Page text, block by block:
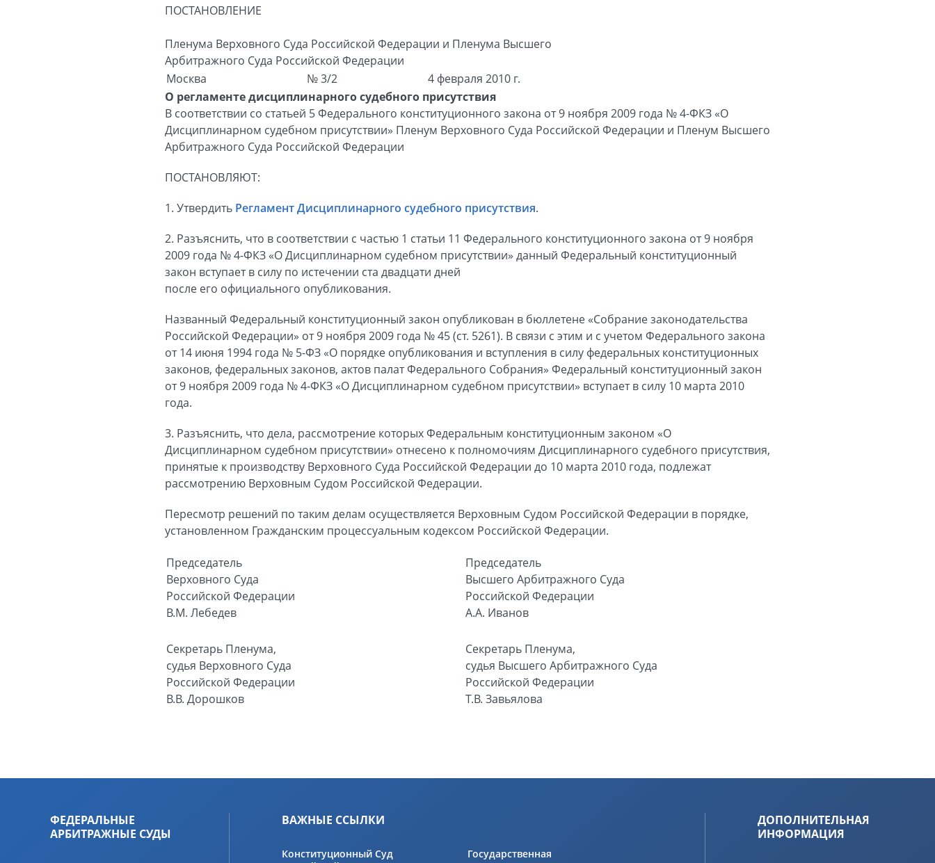
ПОСТАНОВЛЕНИЕ
Пленума Верховного Суда Российской Федерации и Пленума Высшего
Арбитражного Суда Российской Федерации
Москва
№ 3/2
4 февраля 2010 г.
О регламенте дисциплинарного судебного присутствия
В соответствии со статьей 5 Федерального конституционного закона от 9 ноября 2009 года № 4-ФКЗ «О
Дисциплинарном судебном присутствии» Пленум Верховного Суда Российской Федерации и Пленум Высшего
Арбитражного Суда Российской Федерации
ПОСТАНОВЛЯЮТ:
1. Утвердить Регламент Дисциплинарного судебного присутствия.
2. Разъяснить, что в соответствии с частью 1 статьи 11 Федерального конституционного закона от 9 ноября
2009 года № 4-ФКЗ «О Дисциплинарном судебном присутствии» данный Федеральный конституционный
закон вступает в силу по истечении ста двадцати дней
после его официального опубликования.
Названный Федеральный конституционный закон опубликован в бюллетене «Собрание законодательства
Российской Федерации» от 9 ноября 2009 года № 45 (ст. 5261). В связи с этим и с учетом Федерального закона
от 14 июня 1994 года № 5-ФЗ «О порядке опубликования и вступления в силу федеральных конституционных
законов, федеральных законов, актов палат Федерального Собрания» Федеральный конституционный закон
от 9 ноября 2009 года № 4-ФКЗ «О Дисциплинарном судебном присутствии» вступает в силу 10 марта 2010
года.
3. Разъяснить, что дела, рассмотрение которых Федеральным конституционным законом «О
Дисциплинарном судебном присутствии» отнесено к полномочиям Дисциплинарного судебного присутствия,
принятые к производству Верховного Суда Российской Федерации до 10 марта 2010 года, подлежат
рассмотрению Верховным Судом Российской Федерации.
Пересмотр решений по таким делам осуществляется Верховным Судом Российской Федерации в порядке,
установленном Гражданским процессуальным кодексом Российской Федерации.
Председатель
Верховного Суда
Российской Федерации
В.М. Лебедев
Председатель
Высшего Арбитражного Суда
Российской Федерации
А.А. Иванов
Секретарь Пленума,
судья Верховного Суда
Российской Федерации
В.В. Дорошков
Секретарь Пленума,
судья Высшего Арбитражного Суда
Российской Федерации
Т.В. Завьялова
ФЕДЕРАЛЬНЫЕ
АРБИТРАЖНЫЕ СУДЫ
ВАЖНЫЕ ССЫЛКИ
Конституционный Суд
Государственная
ДОПОЛНИТЕЛЬНАЯ
ИНФОРМАЦИЯ